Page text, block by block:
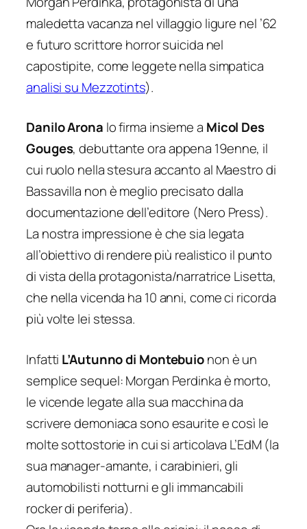
maledetta vacanza nel villaggio ligure nel ’62
e futuro scrittore horror suicida nel
capostipite, come leggete nella simpatica
analisi su Mezzotints).
Danilo Arona lo firma insieme a Micol Des
Gouges, debuttante ora appena 19enne, il
cui ruolo nella stesura accanto al Maestro di
Bassavilla non è meglio precisato dalla
documentazione dell’editore (Nero Press).
La nostra impressione è che sia legata
all’obiettivo di rendere più realistico il punto
di vista della protagonista/narratrice Lisetta,
che nella vicenda ha 10 anni, come ci ricorda
più volte lei stessa.
Infatti L’Autunno di Montebuionon è un
semplice sequel: Morgan Perdinka è morto,
le vicende legate alla sua macchina da
scrivere demoniaca sono esaurite e così le
molte sottostorie in cui si articolava L’EdM (la
sua manager-amante, i carabinieri, gli
automobilisti notturni e gli immancabili
rocker di periferia).